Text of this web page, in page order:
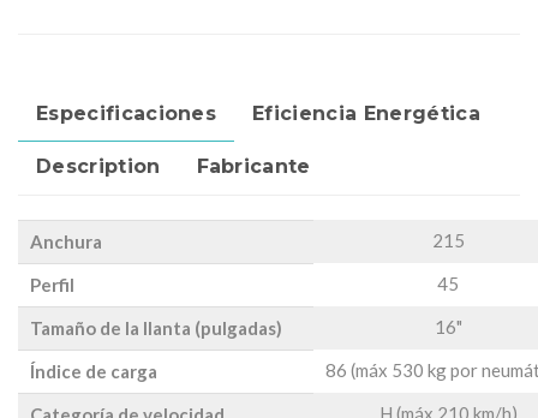
Especificaciones Eficiencia Energética
Description Fabricante
Anchura 215
Perfil 45
Tamaño de la llanta (pulgadas) 16"
Índice de carga 86 (máx 530 kg por
H (máx 210 km/h)